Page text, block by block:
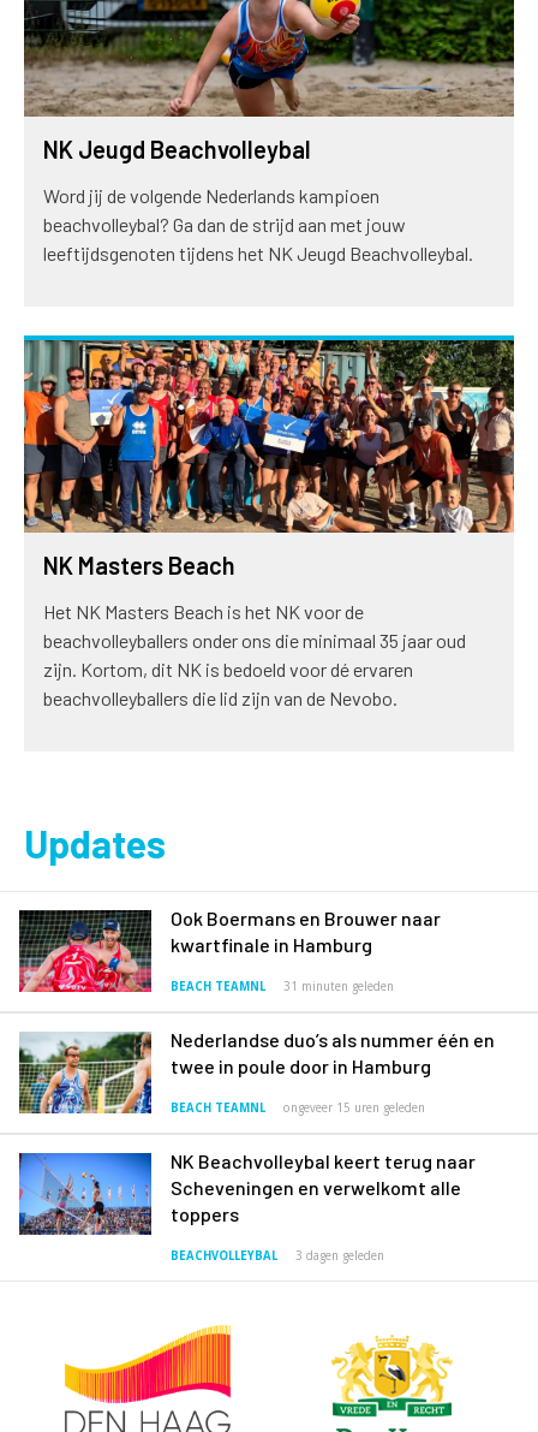
NK Jeugd Beachvolleybal
Word jij de volgende Nederlands kampioen
beachvolleybal? Ga dan de strijd aan met jouw
leeftijdsgenoten tijdens het NK Jeugd Beachvolleybal.
NK Masters Beach
Het NK Masters Beach is het NK voor de
beachvolleyballers onder ons die minimaal 35 jaar oud
zijn. Kortom, dit NK is bedoeld voor dé ervaren
beachvolleyballers die lid zijn van de Nevobo.
Updates
Ook Boermans en Brouwer naar
kwartfinale in Hamburg
BEACH TEAMNL 31 minuten geleden
Nederlandse duo’s als nummer één en
twee in poule door in Hamburg
BEACH TEAMNL ongeveer 15 uren geleden
NK Beachvolleybal keert terug naar
Scheveningen en verwelkomt alle
toppers
BEACHVOLLEYBAL 3 dagen geleden